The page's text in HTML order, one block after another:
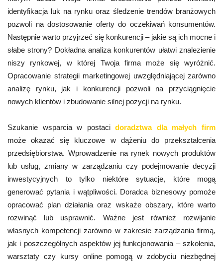
identyfikacja luk na rynku oraz śledzenie trendów branżowych
pozwoli na dostosowanie oferty do oczekiwań konsumentów.
Następnie warto przyjrzeć się konkurencji – jakie są ich mocne i
słabe strony? Dokładna analiza konkurentów ułatwi znalezienie
niszy rynkowej, w której Twoja firma może się wyróżnić.
Opracowanie strategii marketingowej uwzględniającej zarówno
analizę rynku, jak i konkurencji pozwoli na przyciągnięcie
nowych klientów i zbudowanie silnej pozycji na rynku.
Szukanie wsparcia w postacidoradztwa dla małych firm
może okazać się kluczowe w dążeniu do przekształcenia
przedsiębiorstwa. Wprowadzenie na rynek nowych produktów
lub usług, zmiany w zarządzaniu czy podejmowanie decyzji
inwestycyjnych to tylko niektóre sytuacje, które mogą
generować pytania i wątpliwości. Doradca biznesowy pomoże
opracować plan działania oraz wskaże obszary, które warto
rozwinąć lub usprawnić. Ważne jest również rozwijanie
własnych kompetencji zarówno w zakresie zarządzania firmą,
jak i poszczególnych aspektów jej funkcjonowania – szkolenia,
warsztaty czy kursy online pomogą w zdobyciu niezbędnej